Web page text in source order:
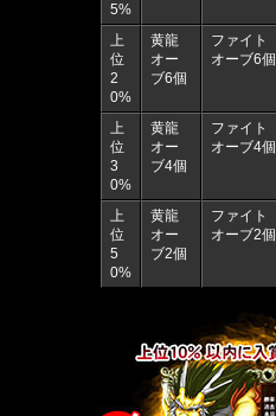
5%
上
位
2
0%
黄龍
オー
ブ6個
ファイト
オーブ6個
上
位
3
0%
黄龍
オー
ブ4個
ファイト
オーブ4個
上
位
5
0%
黄龍
オー
ブ2個
ファイト
オーブ2個